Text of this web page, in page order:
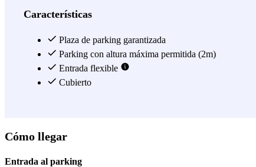
Características
Plaza de parking garantizada
Parking con altura máxima permitida (2m)
Entrada flexible
Cubierto
Cómo llegar
Entrada al parking